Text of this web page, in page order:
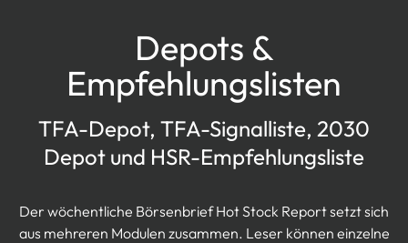
Depots &
Empfehlungslisten
TFA-Depot, TFA-Signalliste, 2030
Depot und HSR-Empfehlungsliste
Der wöchentliche Börsenbrief Hot Stock Report setzt sich
aus mehreren Modulen zusammen. Leser können einzelne